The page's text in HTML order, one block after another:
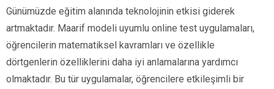
Günümüzde eğitim alanında teknolojinin etkisi giderek
artmaktadır. Maarif modeli uyumlu online test uygulamaları,
öğrencilerin matematiksel kavramları ve özellikle
dörtgenlerin özelliklerini daha iyi anlamalarına yardımcı
olmaktadır. Bu tür uygulamalar, öğrencilere etkileşimli bir